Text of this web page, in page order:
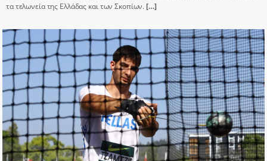
τα τελωνεία της Ελλάδας και των Σκοπίων.[…]